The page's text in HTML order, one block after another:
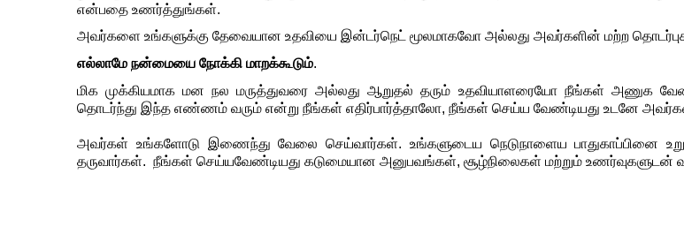
என்பதை உணர்த்துங்கள்.
அவர்களை உங்களுக்கு தேவையான உதவியை இன்டர்நெட் மூலமாகவோ அல்லது அவர்களின் மற்ற
எல்லாமே நன்மையை நோக்கி மாறக்கூடும்.
மிக முக்கியமாக மன நல மருத்துவரை அல்லது ஆறுதல் தரும் உதவியாளரையோ நீங்கள் அணுக
தொடர்ந்து இந்த எண்ணம் வரும் என்று நீங்கள் எதிர்பார்த்தாலோ, நீங்கள் செய்ய வேண்டியது உடனே
அவர்கள் உங்களோடு இணைந்து வேலை செய்வார்கள். உங்களுடைய நெடுநாளைய பாதுகாப்பினை
தருவார்கள். நீங்கள் செய்யவேண்டியது கடுமையான அனுபவங்கள், சூழ்நிலைகள் மற்றும் உணர்வுகளுடன்